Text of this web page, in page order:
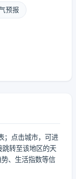
预报
；点击城市，可进
转至该地区的天
、生活指数等信